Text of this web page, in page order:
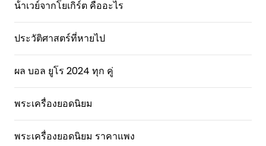
น้ําเวย์จากโยเกิร์ต คืออะไร
ประวัติศาสตร์ที่หายไป
ผล บอล ยูโร 2024 ทุก คู่
พระเครื่องยอดนิยม
พระเครื่องยอดนิยม ราคาแพง